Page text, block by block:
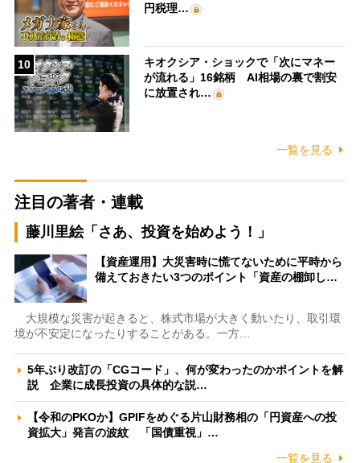
円税理…
10
キオクシア・ショックで「次にマネー
が流れる」16銘柄 AI相場の裏で割安
に放置され…
一覧を見る
注目の著者・連載
藤川里絵「さあ、投資を始めよう！」
【資産運用】大災害時に慌てないために平時から
備えておきたい3つのポイント「資産の棚卸し…
大規模な災害が起きると、株式市場が大きく動いたり、取引環
境が不安定になったりすることがある。一方…
5年ぶり改訂の「CGコード」、何が変わったのかポイントを解
説 企業に成長投資の具体的な説…
【令和のPKOか】GPIFをめぐる片山財務相の「円資産への投
資拡大」発言の波紋 「国債重視」…
一覧を見る